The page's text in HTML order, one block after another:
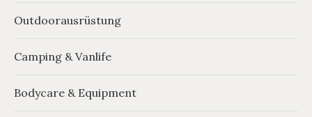
Outdoorausrüstung
Camping & Vanlife
Bodycare & Equipment